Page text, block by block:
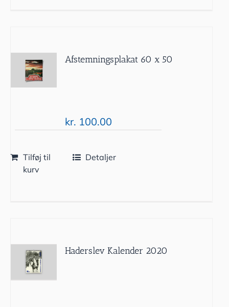
Afstemningsplakat 60 x 50
kr. 100.00
Tilføj til
kurv
Detaljer
Haderslev Kalender 2020